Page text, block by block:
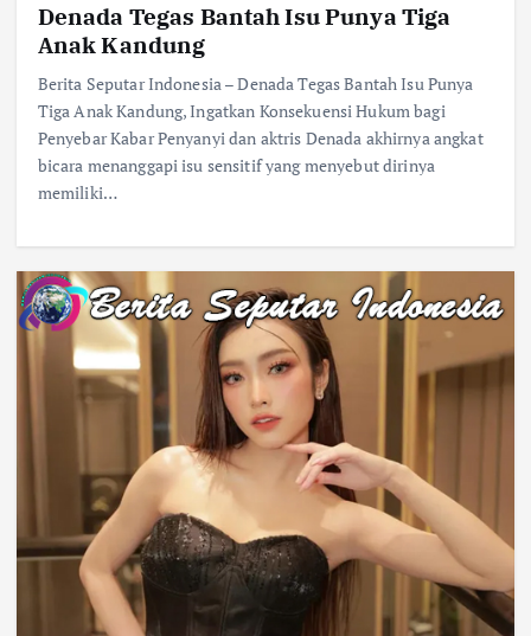
Denada Tegas Bantah Isu Punya Tiga
Anak Kandung
Berita Seputar Indonesia – Denada Tegas Bantah Isu Punya
Tiga Anak Kandung, Ingatkan Konsekuensi Hukum bagi
Penyebar Kabar Penyanyi dan aktris Denada akhirnya angkat
bicara menanggapi isu sensitif yang menyebut dirinya
memiliki…